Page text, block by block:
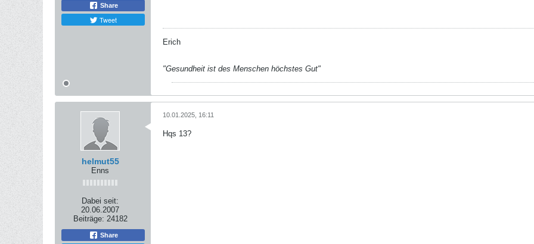
Share
Tweet
Erich
"Gesundheit ist des Menschen höchstes Gut"
helmut55
Enns
Dabei seit:
20.06.2007
Beiträge: 24182
Share
10.01.2025, 16:11
Hqs 13?